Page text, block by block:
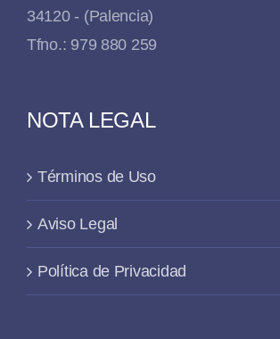
34120 - (Palencia)
Tfno.: 979 880 259
NOTA LEGAL
Términos de Uso
Aviso Legal
Política de Privacidad